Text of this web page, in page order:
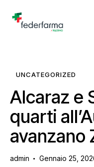
UNCATEGORIZED
Alcaraz e
quarti
avanzano
admin Gennaio 25,